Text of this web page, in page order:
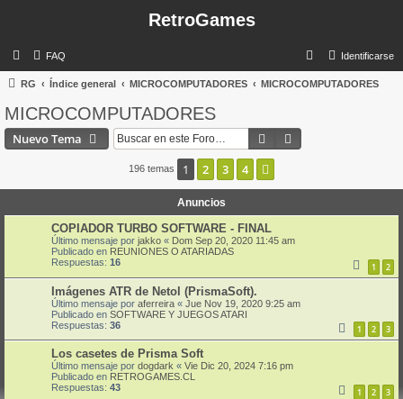
RetroGames
FAQ Identificarse
RG Índice general MICROCOMPUTADORES MICROCOMPUTADORES
MICROCOMPUTADORES
Nuevo Tema Buscar
196 temas 1 2 3 4
Anuncios
COPIADOR TURBO SOFTWARE - FINAL
Último mensaje por jakko « Dom Sep 20, 2020 11:45 am
Publicado en REUNIONES O ATARIADAS
Respuestas: 16 1 2
Imágenes ATR de Netol (PrismaSoft).
Último mensaje por aferreira « Jue Nov 19, 2020 9:25 am
Publicado en SOFTWARE Y JUEGOS ATARI
Respuestas: 36 1 2 3
Los casetes de Prisma Soft
Último mensaje por dogdark « Vie Dic 20, 2024 7:16 pm
Publicado en RETROGAMES.CL
Respuestas: 43 1 2 3